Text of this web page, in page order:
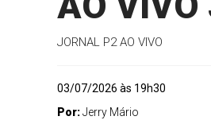
JORNAL P2 AO VIVO
03/07/2026 às 19h30
Por:Jerry Mário